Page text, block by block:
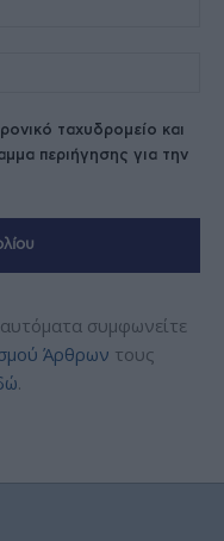
ταχυδρομείο και
περιήγησης για την
συμφωνείτε
Άρθρων τους
.